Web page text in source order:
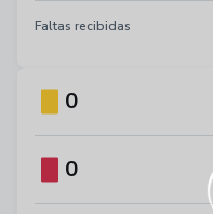
Faltas recibidas
0
0